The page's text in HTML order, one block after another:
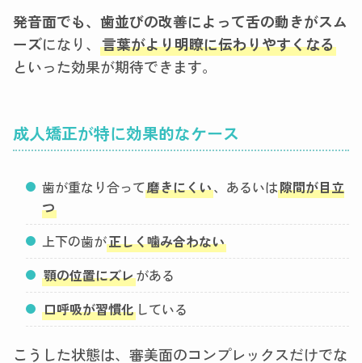
発音面でも、歯並びの改善によって舌の動きがスム
ーズになり、 言葉がより明瞭に伝わりやすくなる
といった効果が期待できます。
成人矯正が特に効果的なケース
歯が重なり合って磨きにくい、あるいは隙間が目立
つ
上下の歯が正しく噛み合わない
顎の位置にズレがある
口呼吸が習慣化 している
こうした状態は、審美面のコンプレックスだけでな